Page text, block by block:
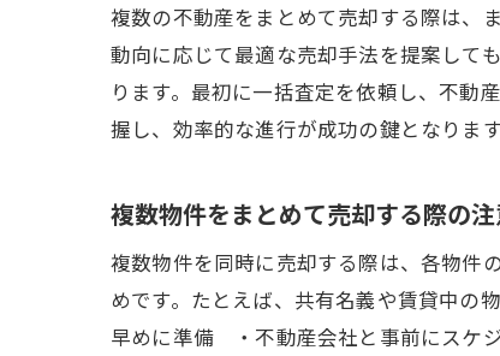
複数の不動産をまとめて売却する際は、
動向に応じて最適な売却手法を提案して
ります。最初に一括査定を依頼し、不動
握し、効率的な進行が成功の鍵となります
複数物件をまとめて売却する際の
複数物件を同時に売却する際は、各物件
めです。たとえば、共有名義や賃貸中の
早めに準備 ・不動産会社と事前にスケ